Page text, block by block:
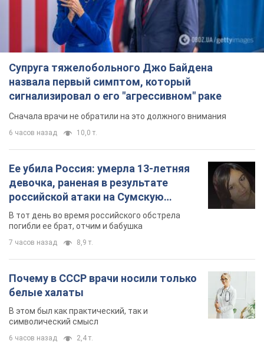
Супруга тяжелобольного Джо Байдена
назвала первый симптом, который
сигнализировал о его "агрессивном" раке
Сначала врачи не обратили на это должного внимания
6 часов назад 10,0 т.
Ее убила Россия: умерла 13-летняя
девочка, раненая в результате
российской атаки на Сумскую
область. Фото
В тот день во время российского обстрела
погибли ее брат, отчим и бабушка
7 часов назад 8,9 т.
Почему в СССР врачи носили только
белые халаты
В этом был как практический, так и
символический смысл
6 часов назад 2,4 т.